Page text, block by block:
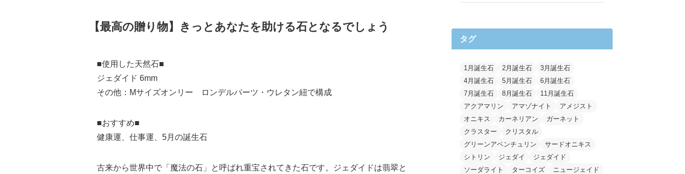
【最高の贈り物】きっとあなたを助ける石となるでしょう
■使用した天然石■
ジェダイド 6mm
その他：Mサイズオンリー ロンデルパーツ・ウレタン紐で構成
■おすすめ■
健康運、仕事運、5月の誕生石
古来から世界中で「魔法の石」と呼ばれ重宝されてきた石です。ジェダイドは翡翠と
タグ
1月誕生石 2月誕生石
3月誕生石
4月誕生石
5月誕生石
6月誕生石
7月誕生石
8月誕生石
11月誕生石
アクアマリン
アマゾナイト
アメジスト
オニキス
カーネリアン
ガーネット
クラスター
クリスタル
グリーンアベンチュリン
サードオニキス
シトリン
ジェダイ
ジェダイド
ソーダライト
ターコイズ
ニュージェイド